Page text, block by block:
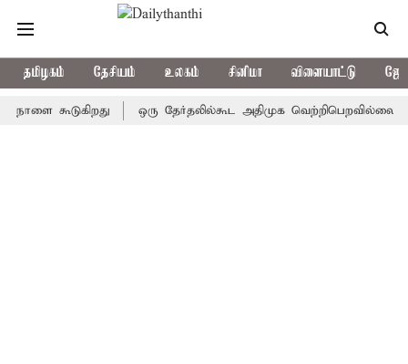
தமிழகம் தேசியம் உலகம் சினிமா விளையாட்டு
கூடுகிறது ஒரு தேர்தலில்கூட அதிமுக வெற்றிபெறவில்லை: